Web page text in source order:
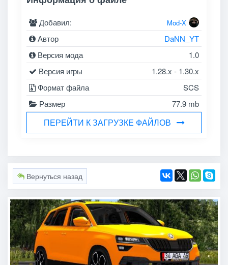
Добавил: Mod-X
Автор
DaNN_YT
Версия мода
1.0
Версия игры
1.28.x - 1.30.x
Формат файла
SCS
Размер
77.9 mb
ПЕРЕЙТИ К ЗАГРУЗКЕ ФАЙЛОВ
Вернуться назад